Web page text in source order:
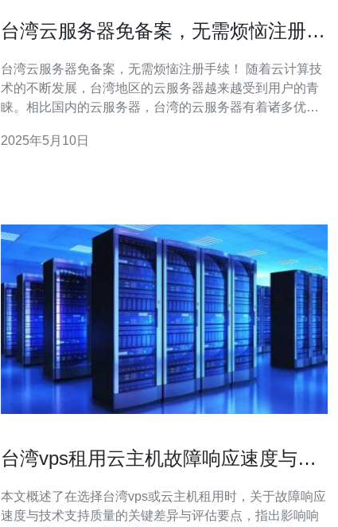
台湾云服务器免备案，无需烦恼注册手
台湾云服务器免备案，无需烦恼注册手续！ 随着云计算技
术的不断发展，台湾地区的云服务器越来越受到用户的青
睐。相比国内的云服务器，台湾的云服务器有着诸多优
要求的用户来说，选择台湾云服务器是一个不错的选择。
2025年5月10日
台湾vps租用云主机故障响应速度与技
本文概述了在选择台湾vps或云主机租用时，关于故障响应
速度与技术支持质量的关键差异与评估要点，指出影响响